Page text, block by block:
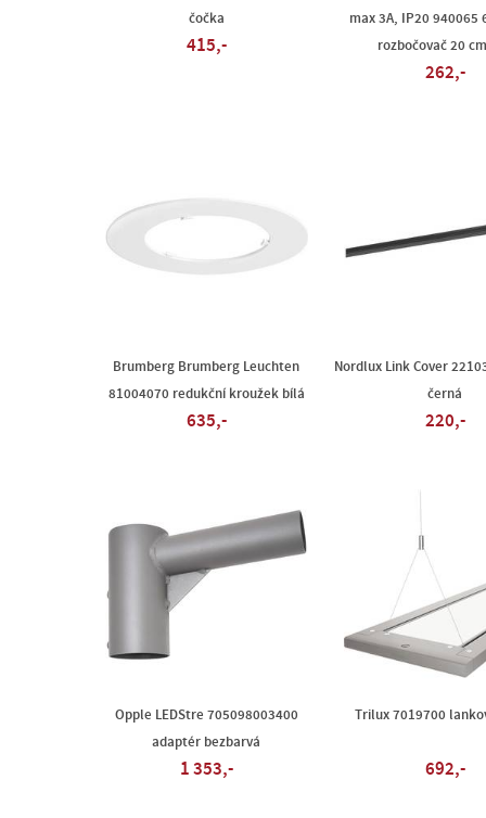
čočka
415,-
max 3A, IP20 940065
rozbočovač 20
262,-
Brumberg Brumberg Leuchten
81004070 redukční kroužek bílá
635,-
Nordlux Link Cover
černá
220,-
Opple LEDStre 705098003400
adaptér bezbarvá
1 353,-
Trilux 7019700
692,-